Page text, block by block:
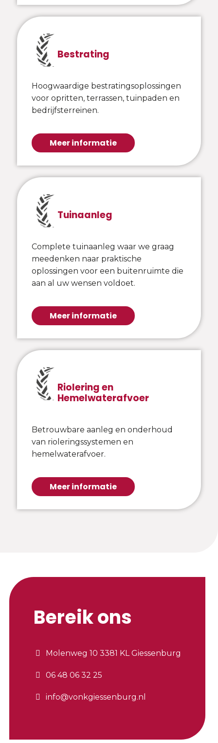
Bestrating
Hoogwaardige bestratingsoplossingen
voor opritten, terrassen, tuinpaden en
bedrijfsterreinen.
Meer informatie
Tuinaanleg
Complete tuinaanleg waar we graag
meedenken naar praktische
oplossingen voor een buitenruimte die
aan al uw wensen voldoet.
Meer informatie
Riolering en
Hemelwaterafvoer
Betrouwbare aanleg en onderhoud
van rioleringssystemen en
hemelwaterafvoer.
Meer informatie
Bereik ons
Molenweg 10 3381 KL Giessenburg
06 48 06 32 25
info@vonkgiessenburg.nl